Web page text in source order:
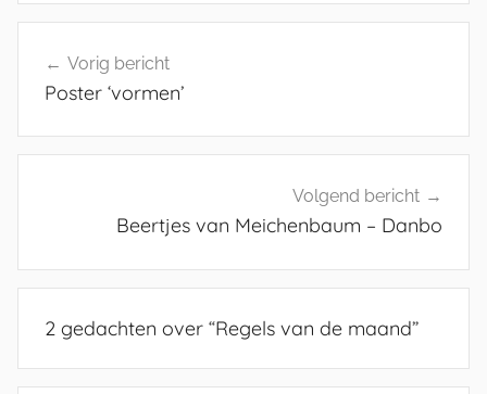
navigatie
Vorig bericht
Poster ‘vormen’
Volgend bericht
Beertjes van Meichenbaum – Danbo
2 gedachten over “Regels van de maand”